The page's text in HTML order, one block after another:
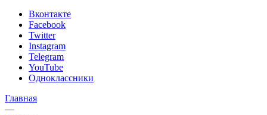
Вконтакте
Facebook
Twitter
Instagram
Telegram
YouTube
Одноклассники
Главная
—